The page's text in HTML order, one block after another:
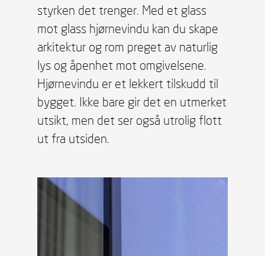
styrken det trenger. Med et glass
mot glass hjørnevindu kan du skape
arkitektur og rom preget av naturlig
lys og åpenhet mot omgivelsene.
Hjørnevindu er et lekkert tilskudd til
bygget. Ikke bare gir det en utmerket
utsikt, men det ser også utrolig flott
ut fra utsiden.